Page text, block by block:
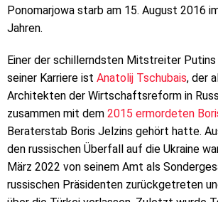
Ponomarjowa starb am 15. August 2016
Jahren.
Einer der schillerndsten Mitstreiter Putins
seiner Karriere ist Anatolij Tschubais, der
Architekten der Wirtschaftsreform in
zusammen mit dem 2015 ermordeten
Beraterstab Boris Jelzins gehört hatte.
den russischen Überfall auf die Ukraine
März 2022 von seinem Amt als
russischen Präsidenten zurückgetreten